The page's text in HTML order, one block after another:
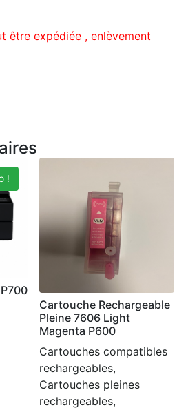
être expédiée , enlèvement
!
Cartouche Rechargeable
Pleine 7606 Light
Magenta P600
Cartouches compatibles
rechargeables,
Cartouches pleines
rechargeables,